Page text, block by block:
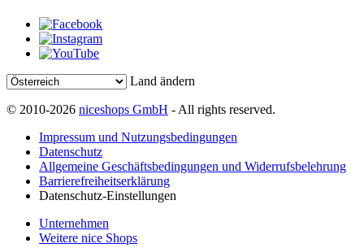
Land ändern
© 2010-2026 niceshops GmbH - All rights reserved.
Impressum und Nutzungsbedingungen
Datenschutz
Allgemeine Geschäftsbedingungen und Widerrufsbelehrung
Barrierefreiheitserklärung
Datenschutz-Einstellungen
Unternehmen
Weitere nice Shops